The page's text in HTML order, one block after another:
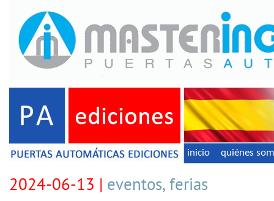
inicio quiénes
2024-06-13 | eventos, ferias